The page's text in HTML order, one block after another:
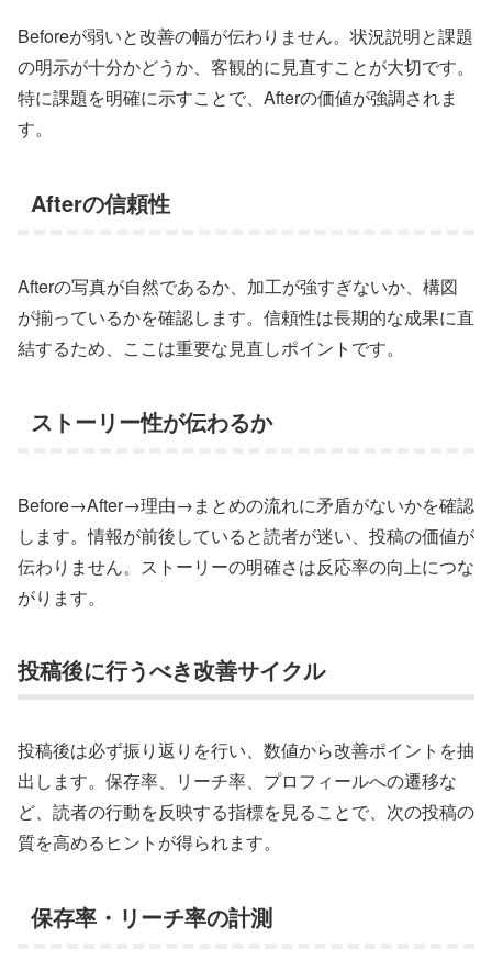
Beforeが弱いと改善の幅が伝わりません。状況説明と課題
の明示が十分かどうか、客観的に見直すことが大切です。
特に課題を明確に示すことで、Afterの価値が強調されま
す。
Afterの信頼性
Afterの写真が自然であるか、加工が強すぎないか、構図
が揃っているかを確認します。信頼性は長期的な成果に直
結するため、ここは重要な見直しポイントです。
ストーリー性が伝わるか
Before→After→理由→まとめの流れに矛盾がないかを確認
します。情報が前後していると読者が迷い、投稿の価値が
伝わりません。ストーリーの明確さは反応率の向上につな
がります。
投稿後に行うべき改善サイクル
投稿後は必ず振り返りを行い、数値から改善ポイントを抽
出します。保存率、リーチ率、プロフィールへの遷移な
ど、読者の行動を反映する指標を見ることで、次の投稿の
質を高めるヒントが得られます。
保存率・リーチ率の計測